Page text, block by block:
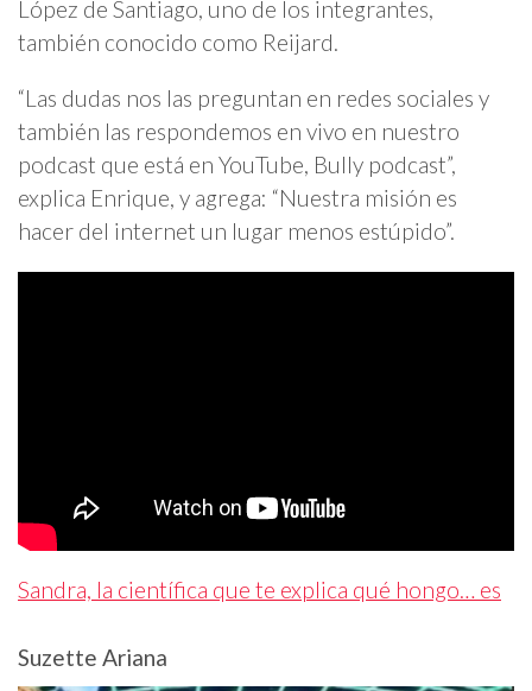
López de Santiago, uno de los integrantes,
también conocido como Reijard.
“Las dudas nos las preguntan en redes sociales y
también las respondemos en vivo en nuestro
podcast que está en YouTube, Bully podcast”,
explica Enrique, y agrega: “Nuestra misión es
hacer del internet un lugar menos estúpido”.
Sandra, la científica que te explica qué hongo… es
Suzette Ariana